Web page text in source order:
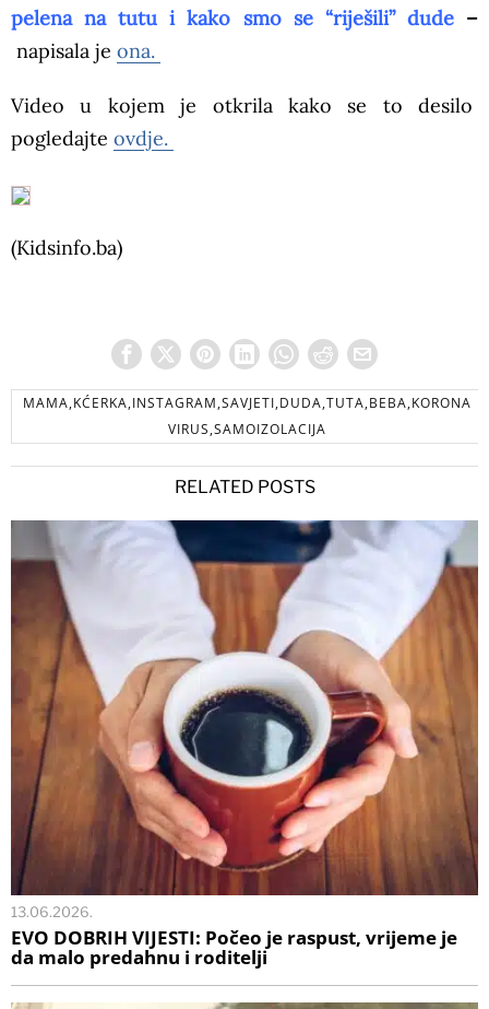
pelena na tutu i kako smo se “riješili” dude–
napisala je ona.
Video u kojem je otkrila kako se to desilo
pogledajte ovdje.
(Kidsinfo.ba)
MAMA,KĆERKA,INSTAGRAM,SAVJETI,DUDA,TUTA,BEBA,KORONA
VIRUS,SAMOIZOLACIJA
RELATED POSTS
13.06.2026.
EVO DOBRIH VIJESTI: Počeo je raspust, vrijeme je
da malo predahnu i roditelji